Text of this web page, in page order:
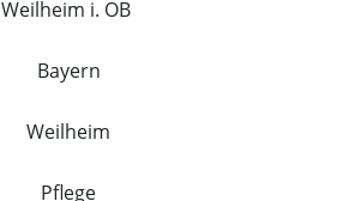
Weilheim i. OB
Bayern
Weilheim
Pflege